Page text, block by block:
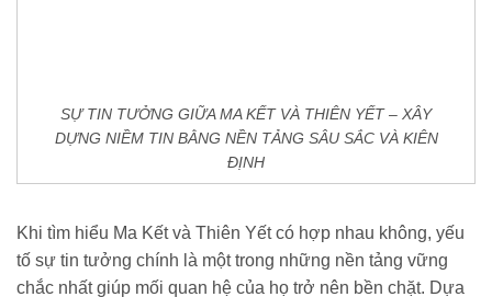
SỰ TIN TƯỞNG GIỮA MA KẾT VÀ THIÊN YẾT – XÂY
DỰNG NIỀM TIN BẰNG NỀN TẢNG SÂU SẮC VÀ KIÊN
ĐỊNH
Khi tìm hiểu Ma Kết và Thiên Yết có hợp nhau không, yếu
tố sự tin tưởng chính là một trong những nền tảng vững
chắc nhất giúp mối quan hệ của họ trở nên bền chặt. Dựa